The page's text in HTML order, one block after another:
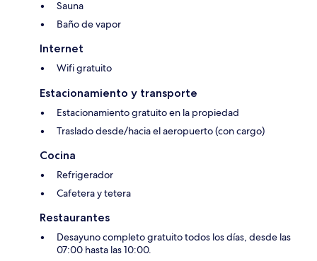
Sauna
Baño de vapor
Internet
Wifi gratuito
Estacionamiento y transporte
Estacionamiento gratuito en la propiedad
Traslado desde/hacia el aeropuerto (con cargo)
Cocina
Refrigerador
Cafetera y tetera
Restaurantes
Desayuno completo gratuito todos los días, desde las
07:00 hasta las 10:00.